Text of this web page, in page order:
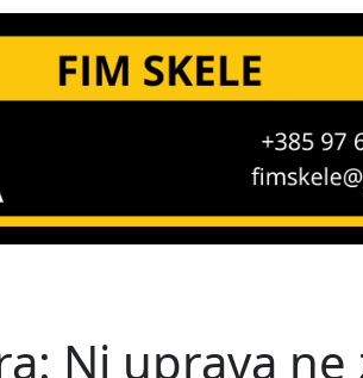
Ni uprava ne